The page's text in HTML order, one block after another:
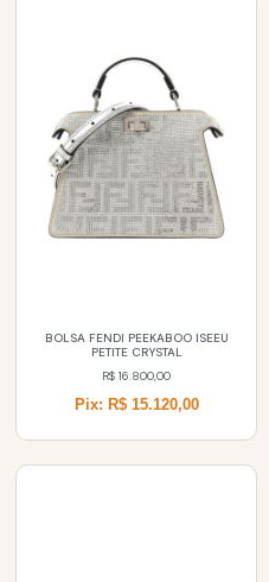
BOLSA FENDI PEEKABOO ISEEU
PETITE CRYSTAL
R$ 16.800,00
Pix: R$ 15.120,00